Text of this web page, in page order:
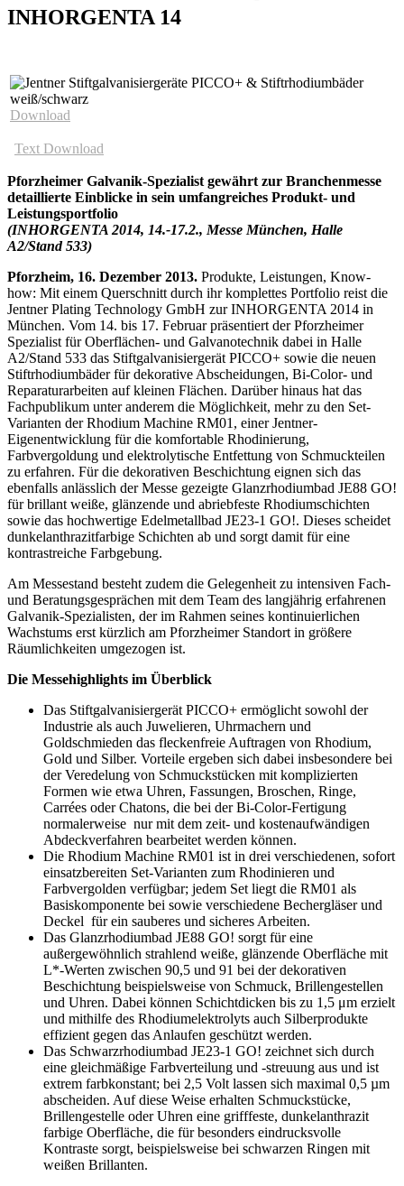
INHORGENTA 14
Download
Text Download
Pforzheimer Galvanik-Spezialist gewährt zur Branchenmesse
detaillierte Einblicke in sein umfangreiches Produkt- und
Leistungsportfolio
(INHORGENTA 2014, 14.-17.2., Messe München, Halle
A2/Stand 533)
Pforzheim, 16. Dezember 2013. Produkte, Leistungen, Know-
how: Mit einem Querschnitt durch ihr komplettes Portfolio reist die
Jentner Plating Technology GmbH zur INHORGENTA 2014 in
München. Vom 14. bis 17. Februar präsentiert der Pforzheimer
Spezialist für Oberflächen- und Galvanotechnik dabei in Halle
A2/Stand 533 das Stiftgalvanisiergerät PICCO+ sowie die neuen
Stiftrhodiumbäder für dekorative Abscheidungen, Bi-Color- und
Reparaturarbeiten auf kleinen Flächen. Darüber hinaus hat das
Fachpublikum unter anderem die Möglichkeit, mehr zu den Set-
Varianten der Rhodium Machine RM01, einer Jentner-
Eigenentwicklung für die komfortable Rhodinierung,
Farbvergoldung und elektrolytische Entfettung von Schmuckteilen
zu erfahren. Für die dekorativen Beschichtung eignen sich das
ebenfalls anlässlich der Messe gezeigte Glanzrhodiumbad JE88 GO!
für brillant weiße, glänzende und abriebfeste Rhodiumschichten
sowie das hochwertige Edelmetallbad JE23-1 GO!. Dieses scheidet
dunkelanthrazitfarbige Schichten ab und sorgt damit für eine
kontrastreiche Farbgebung.
Am Messestand besteht zudem die Gelegenheit zu intensiven Fach-
und Beratungsgesprächen mit dem Team des langjährig erfahrenen
Galvanik-Spezialisten, der im Rahmen seines kontinuierlichen
Wachstums erst kürzlich am Pforzheimer Standort in größere
Räumlichkeiten umgezogen ist.
Die Messehighlights im Überblick
Das Stiftgalvanisiergerät PICCO+ ermöglicht sowohl der
Industrie als auch Juwelieren, Uhrmachern und
Goldschmieden das fleckenfreie Auftragen von Rhodium,
Gold und Silber. Vorteile ergeben sich dabei insbesondere bei
der Veredelung von Schmuckstücken mit komplizierten
Formen wie etwa Uhren, Fassungen, Broschen, Ringe,
Carrées oder Chatons, die bei der Bi-Color-Fertigung
normalerweise nur mit dem zeit- und kostenaufwändigen
Abdeckverfahren bearbeitet werden können.
Die Rhodium Machine RM01 ist in drei verschiedenen, sofort
einsatzbereiten Set-Varianten zum Rhodinieren und
Farbvergolden verfügbar; jedem Set liegt die RM01 als
Basiskomponente bei sowie verschiedene Bechergläser und
Deckel für ein sauberes und sicheres Arbeiten.
Das Glanzrhodiumbad JE88 GO! sorgt für eine
außergewöhnlich strahlend weiße, glänzende Oberfläche mit
L*-Werten zwischen 90,5 und 91 bei der dekorativen
Beschichtung beispielsweise von Schmuck, Brillengestellen
und Uhren. Dabei können Schichtdicken bis zu 1,5 μm erzielt
und mithilfe des Rhodiumelektrolyts auch Silberprodukte
effizient gegen das Anlaufen geschützt werden.
Das Schwarzrhodiumbad JE23-1 GO! zeichnet sich durch
eine gleichmäßige Farbverteilung und -streuung aus und ist
extrem farbkonstant; bei 2,5 Volt lassen sich maximal 0,5 µm
abscheiden. Auf diese Weise erhalten Schmuckstücke,
Brillengestelle oder Uhren eine grifffeste, dunkelanthrazit
farbige Oberfläche, die für besonders eindrucksvolle
Kontraste sorgt, beispielsweise bei schwarzen Ringen mit
weißen Brillanten.